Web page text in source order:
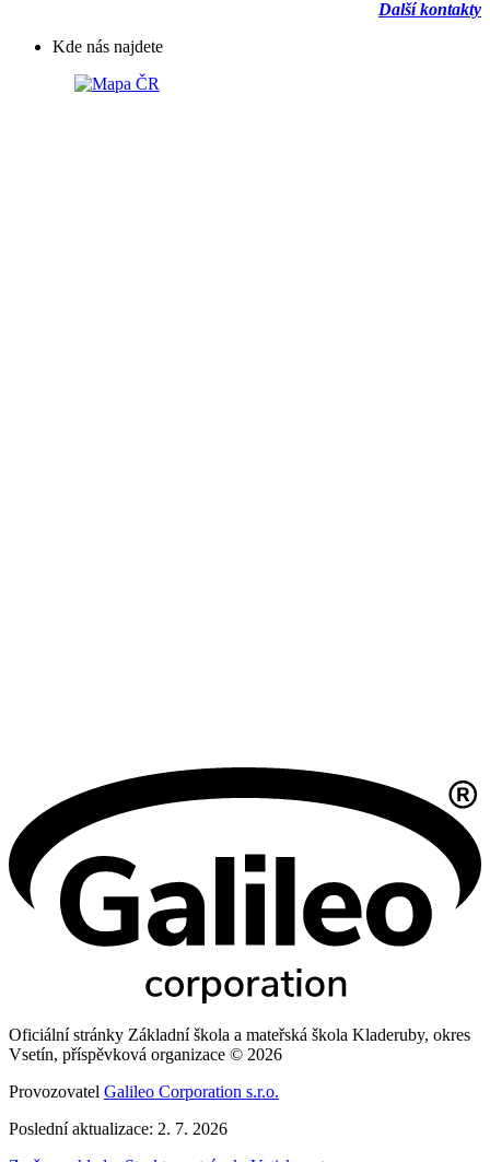
Další kontakty
Kde nás najdete
Oficiální stránky Základní škola a mateřská škola Kladeruby, okres
Vsetín, příspěvková organizace © 2026
Provozovatel Galileo Corporation s.r.o.
Poslední aktualizace: 2. 7. 2026